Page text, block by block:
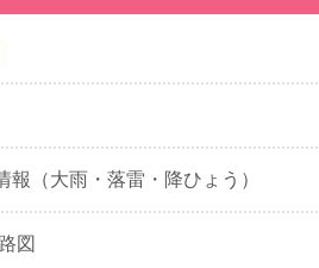
報（大雨・落雷・降ひょう）
図